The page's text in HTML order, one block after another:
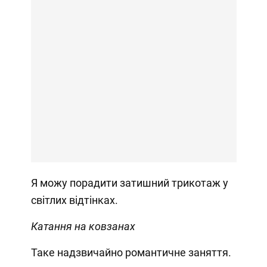
Я можу порадити затишний трикотаж у
світлих відтінках.
Катання на ковзанах
Таке надзвичайно романтичне заняття.